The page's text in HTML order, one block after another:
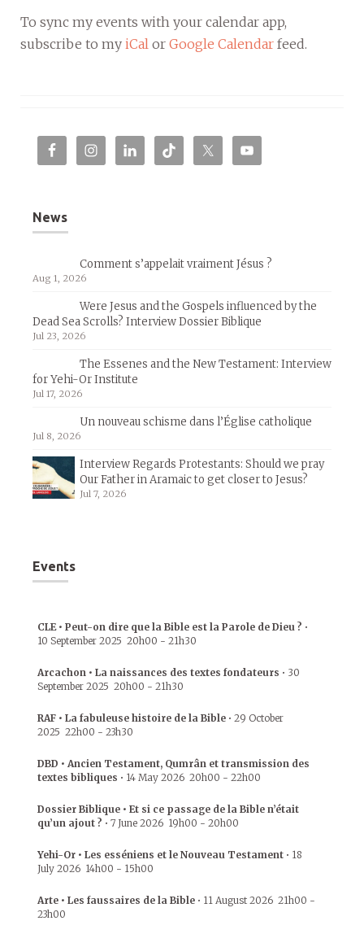
To sync my events with your calendar app,
subscribe to my iCal or Google Calendar feed.
News
Comment s’appelait vraiment Jésus ?
Aug 1, 2026
Were Jesus and the Gospels influenced by the
Dead Sea Scrolls? Interview Dossier Biblique
Jul 23, 2026
The Essenes and the New Testament: Interview
for Yehi-Or Institute
Jul 17, 2026
Un nouveau schisme dans l’Église catholique
Jul 8, 2026
Interview Regards Protestants: Should we pray
Our Father in Aramaic to get closer to Jesus?
Jul 7, 2026
Events
CLE • Peut-on dire que la Bible est la Parole de Dieu ? •
10 September 2025 20h00 - 21h30
Arcachon • La naissances des textes fondateurs • 30
September 2025 20h00 - 21h30
RAF • La fabuleuse histoire de la Bible • 29 October
2025 22h00 - 23h30
DBD • Ancien Testament, Qumrân et transmission des
textes bibliques • 14 May 2026 20h00 - 22h00
Dossier Biblique • Et si ce passage de la Bible n’était
qu’un ajout ? • 7 June 2026 19h00 - 20h00
Yehi-Or • Les esséniens et le Nouveau Testament • 18
July 2026 14h00 - 15h00
Arte • Les faussaires de la Bible • 11 August 2026 21h00 -
23h00